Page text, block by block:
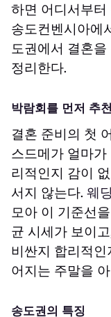
하면 어디서부
송도컨벤시아에
도권에서 결혼
정리한다.
박람회를 먼저 추
결혼 준비의 첫
스드메가 얼마
리적인지 감이
서지 않는다. 웨
모아 이 기준선
균 시세가 보이
비싼지 합리적
어지는 주말을
송도권의 특징